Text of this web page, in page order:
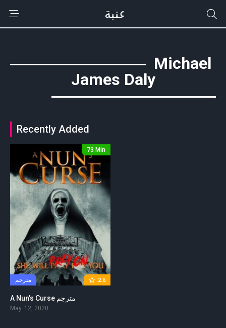
Michael
James Daly
Recently Added
2.6 مترجم
73 Min
A Nun’s Curse مترجم
May. 12, 2020